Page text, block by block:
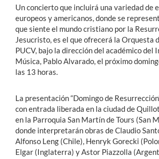
English
Un concierto que incluirá una variedad de
europeos y americanos, donde se
que siente el mundo cristiano por la
Jesucristo, es el que ofrecerá la Orquesta
PUCV, bajo la dirección del académico del
Música, Pablo Alvarado, el próximo
las 13 horas.
La presentación “Domingo de
con entrada liberada en la ciudad de
en la Parroquia San Martín de Tours (San
donde interpretarán obras de Claudio
Alfonso Leng (Chile), Henryk Gorecki
Elgar (Inglaterra) y Astor Piazzolla